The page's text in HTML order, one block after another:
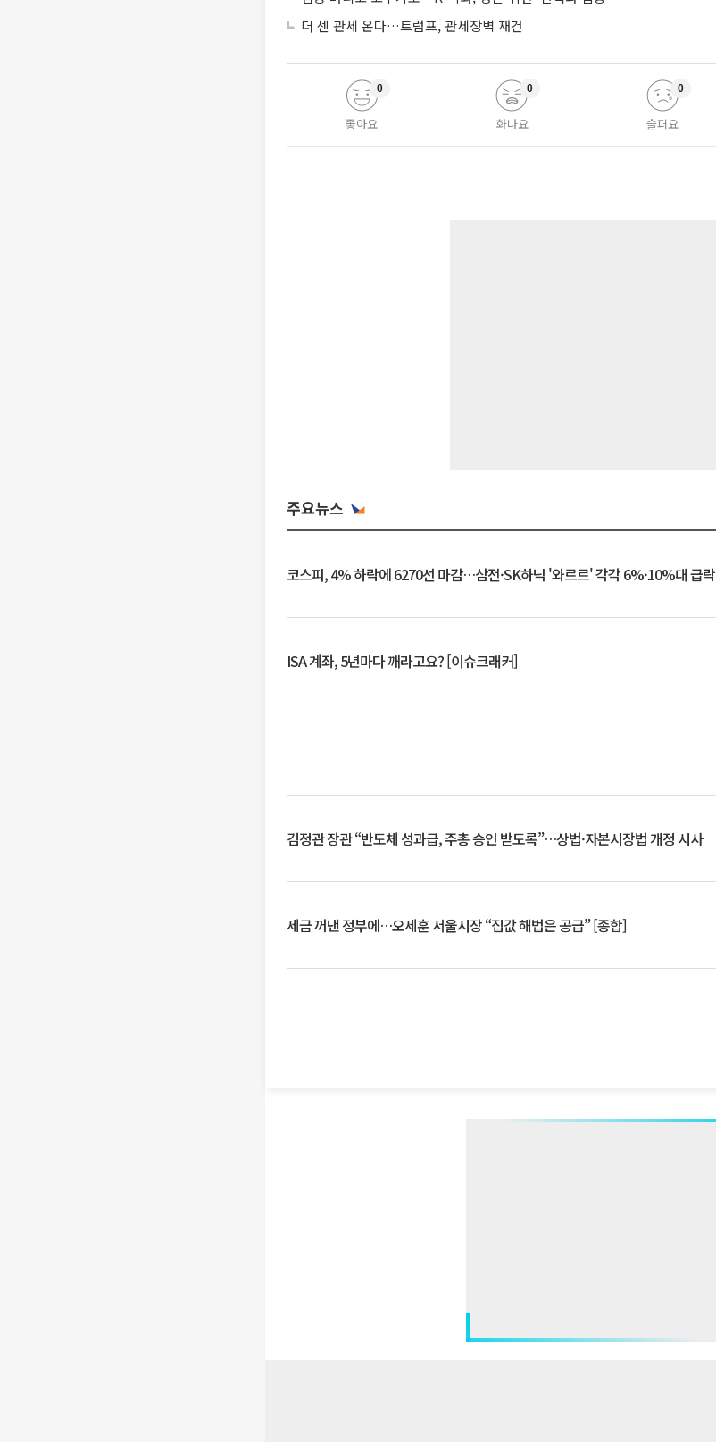
더 센 관세 온다…트럼프, 관세장벽 재건
좋아요
0
화나요
0
슬퍼요
0
주요뉴스
코스피, 4% 하락에 6270선 마감…삼전·SK하닉 '와르르' 각각 6%·10%대 급락
ISA 계좌, 5년마다 깨라고요? [이슈크래커]
김정관 장관 “반도체 성과급, 주총 승인 받도록”…상법·자본시장법 개정 시사
세금 꺼낸 정부에…오세훈 서울시장 “집값 해법은 공급” [종합]